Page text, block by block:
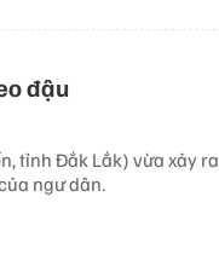
đậu
tỉnh Đắk Lắk) vừa xảy ra
ngư dân.